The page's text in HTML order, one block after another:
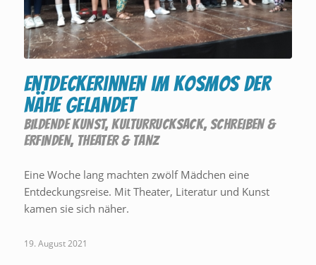
Entdeckerinnen im Kosmos der
Nähe gelandet
BILDENDE KUNST,KULTURRUCKSACK,SCHREIBEN &
ERFINDEN, THEATER & TANZ
Eine Woche lang machten zwölf Mädchen eine
Entdeckungsreise. Mit Theater, Literatur und Kunst
kamen sie sich näher.
19. August 2021